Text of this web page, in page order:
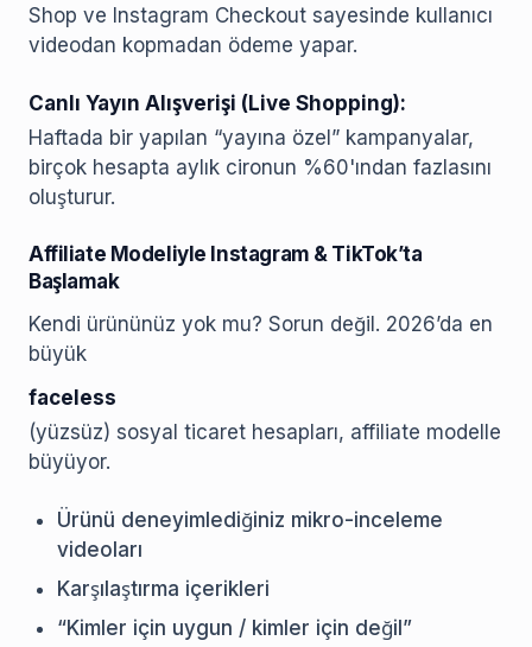
Shop ve Instagram Checkout sayesinde kullanıcı
videodan kopmadan ödeme yapar.
Canlı Yayın Alışverişi (Live Shopping):
Haftada bir yapılan “yayına özel” kampanyalar,
birçok hesapta aylık cironun %60'ından fazlasını
oluşturur.
Affiliate Modeliyle Instagram & TikTok’ta
Başlamak
Kendi ürününüz yok mu? Sorun değil. 2026’da en
büyük
faceless
(yüzsüz) sosyal ticaret hesapları, affiliate modelle
büyüyor.
Ürünü deneyimlediğiniz mikro-inceleme
videoları
Karşılaştırma içerikleri
“Kimler için uygun / kimler için değil”